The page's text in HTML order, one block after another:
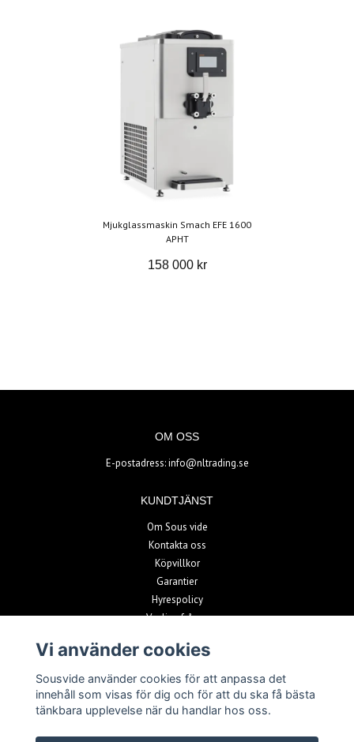
Mjukglassmaskin Smach EFE 1600
APHT
158 000 kr
OM OSS
E-postadress:info@nltrading.se
KUNDTJÄNST
Om Sous vide
Kontakta oss
Köpvillkor
Garantier
Hyrespolicy
Vanliga frågor
Vi använder cookies
Sousvide använder cookies för att anpassa det
innehåll som visas för dig och för att du ska få bästa
tänkbara upplevelse när du handlar hos oss.